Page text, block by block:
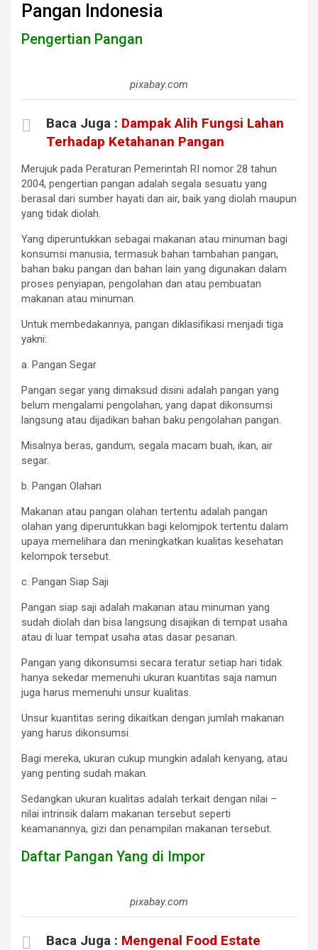
Pangan Indonesia
Pengertian Pangan
pixabay.com
Baca Juga : Dampak Alih Fungsi Lahan
Terhadap Ketahanan Pangan
Merujuk pada Peraturan Pemerintah RI nomor 28 tahun
2004, pengertian pangan adalah segala sesuatu yang
berasal dari sumber hayati dan air, baik yang diolah maupun
yang tidak diolah.
Yang diperuntukkan sebagai makanan atau minuman bagi
konsumsi manusia, termasuk bahan tambahan pangan,
bahan baku pangan dan bahan lain yang digunakan dalam
proses penyiapan, pengolahan dan atau pembuatan
makanan atau minuman.
Untuk membedakannya, pangan diklasifikasi menjadi tiga
yakni:
a. Pangan Segar
Pangan segar yang dimaksud disini adalah pangan yang
belum mengalami pengolahan, yang dapat dikonsumsi
langsung atau dijadikan bahan baku pengolahan pangan.
Misalnya beras, gandum, segala macam buah, ikan, air
segar.
b. Pangan Olahan
Makanan atau pangan olahan tertentu adalah pangan
olahan yang diperuntukkan bagi kelomjpok tertentu dalam
upaya memelihara dan meningkatkan kualitas kesehatan
kelompok tersebut.
c. Pangan Siap Saji
Pangan siap saji adalah makanan atau minuman yang
sudah diolah dan bisa langsung disajikan di tempat usaha
atau di luar tempat usaha atas dasar pesanan.
Pangan yang dikonsumsi secara teratur setiap hari tidak
hanya sekedar memenuhi ukuran kuantitas saja namun
juga harus memenuhi unsur kualitas.
Unsur kuantitas sering dikaitkan dengan jumlah makanan
yang harus dikonsumsi.
Bagi mereka, ukuran cukup mungkin adalah kenyang, atau
yang penting sudah makan.
Sedangkan ukuran kualitas adalah terkait dengan nilai –
nilai intrinsik dalam makanan tersebut seperti
keamanannya, gizi dan penampilan makanan tersebut.
Daftar Pangan Yang di Impor
pixabay.com
Baca Juga : Mengenal Food Estate